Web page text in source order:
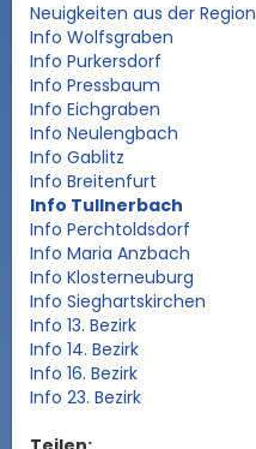
Neuigkeiten aus der Region
Info Wolfsgraben
Info Purkersdorf
Info Pressbaum
Info Eichgraben
Info Neulengbach
Info Gablitz
Info Breitenfurt
Info Tullnerbach
Info Perchtoldsdorf
Info Maria Anzbach
Info Klosterneuburg
Info Sieghartskirchen
Info 13. Bezirk
Info 14. Bezirk
Info 16. Bezirk
Info 23. Bezirk